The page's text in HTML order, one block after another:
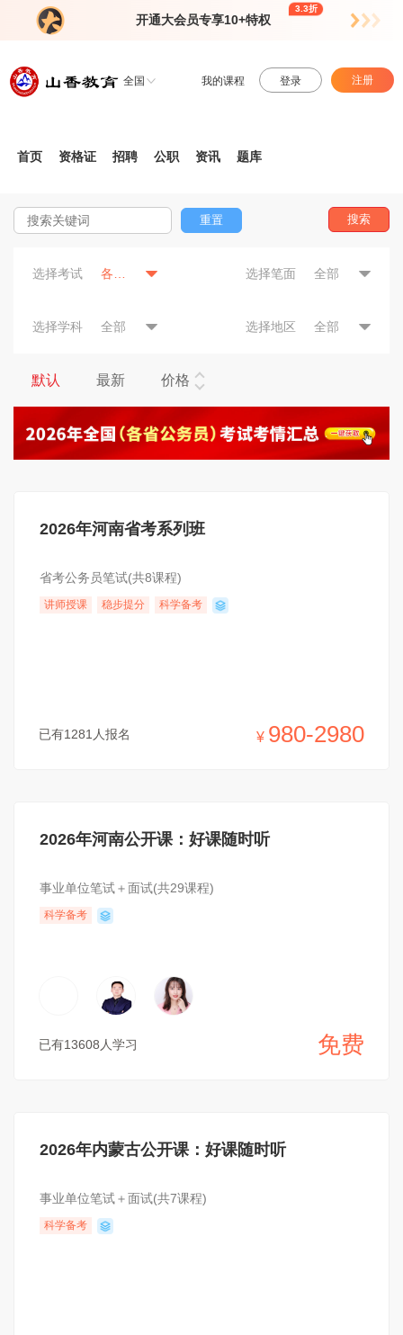
开通大会员专享10+特权
3.3折
全国 我的课程 登录 注册
首页 资格证 招聘 公职 资讯 题库
搜索
重置
选择考试 选择笔面 全部
选择学科 全部 选择地区 全部
默认 最新 价格
2026年河南省考系列班
省考公务员笔试(共8课程)
讲师授课 稳步提分 科学备考
已有1281人报名 ¥ 980-2980
2026年河南公开课：好课随时听
事业单位笔试＋面试(共29课程)
科学备考
已有13608人学习 免费
2026年内蒙古公开课：好课随时听
事业单位笔试＋面试(共7课程)
科学备考